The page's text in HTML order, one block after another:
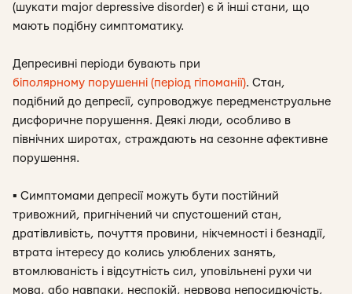
(шукати major depressive disorder) є й інші стани, що
мають подібну симптоматику.
Депресивні періоди бувають при
біполярному порушенні (період гіпоманії). Стан,
подібний до депресії, супроводжує передменструальне
дисфоричне порушення. Деякі люди, особливо в
північних широтах, страждають на сезонне афективне
порушення.
▪ Симптомами депресії можуть бути постійний
тривожний, пригнічений чи спустошений стан,
дратівливість, почуття провини, нікчемності і безнадії,
втрата інтересу до колись улюблених занять,
втомлюваність і відсутність сил, уповільнені рухи чи
мова, або навпаки, неспокій, нервова непосидючість,